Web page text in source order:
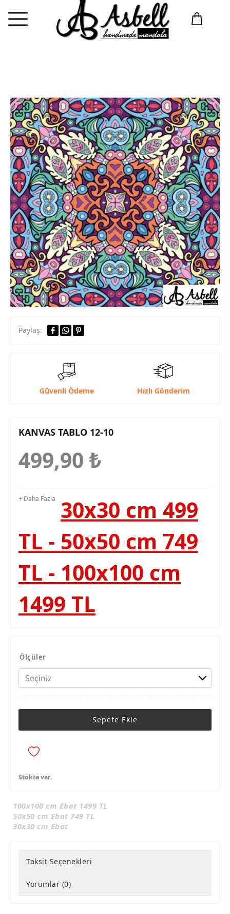
Paylaş:
Güvenli Ödeme Hızlı Gönderim
KANVAS TABLO 12-10
499,90 ₺
+ Daha Fazla
30x30 cm 499
TL - 50x50 cm 749
TL - 100x100 cm
1499 TL
Ölçüler
Sepete Ekle
Stokta var.
100x100 cm Ebat 1499 TL
50x50 cm Ebat 749 TL
30x30 cm Ebat
Taksit Seçenekleri
Yorumlar (0)